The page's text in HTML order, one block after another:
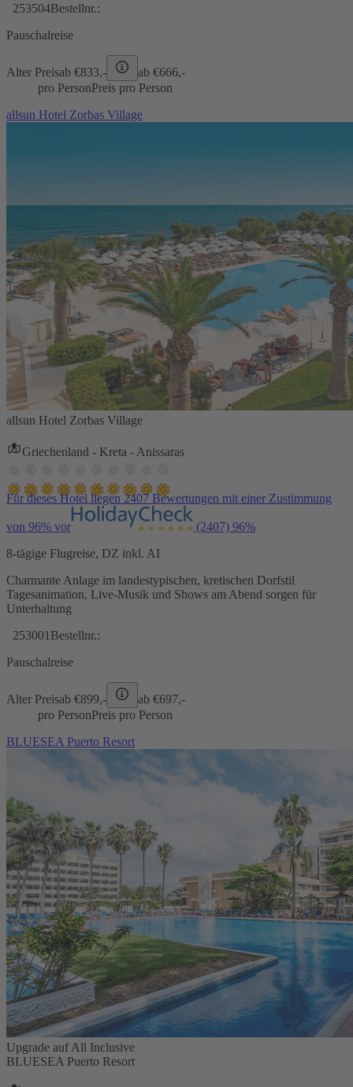
253504Bestellnr.:
Pauschalreise
Alter Preisab €833,- ab €666,-
pro PersonPreis pro Person
allsun Hotel Zorbas Village
allsun Hotel Zorbas Village
Griechenland - Kreta - Anissaras
Für dieses Hotel liegen 2407 Bewertungen mit einer Zustimmung
von 96% vor (2407) 96%
8-tägige Flugreise, DZ inkl. AI
Charmante Anlage im landestypischen, kretischen Dorfstil
Tagesanimation, Live-Musik und Shows am Abend sorgen für
Unterhaltung
253001 Bestellnr.:
Pauschalreise
Alter Preisab €899,- ab €697,-
pro PersonPreis pro Person
BLUESEA Puerto Resort
Upgrade auf All Inclusive
BLUESEA Puerto Resort